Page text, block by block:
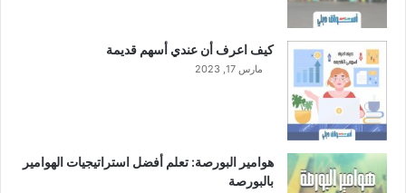
م
كيف اعرف أن عندي أسهم قديمة
مارس 17, 2023
هوامير البورصة: تعلم أفضل استراتيجيات الهوامير
بالبورصة